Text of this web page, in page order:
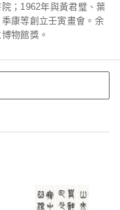
；1962年與黃君璧、葉
康等創立壬寅畫會。余
博物館獎。